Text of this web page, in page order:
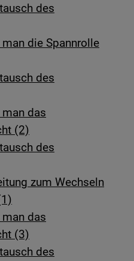
des
die Spannrolle
des
das
(2)
des
zum Wechseln
das
(3)
des